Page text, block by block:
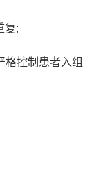
复;
格控制患者入组